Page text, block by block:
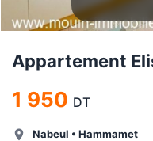
Appartement
1 950 DT
Nabeul • Hammamet